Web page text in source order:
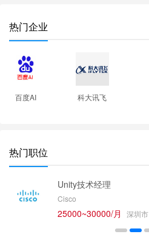
热门企业
百度AI 科大讯飞
热门职位
Unity技术经理
Cisco
25000~30000/月 深圳市